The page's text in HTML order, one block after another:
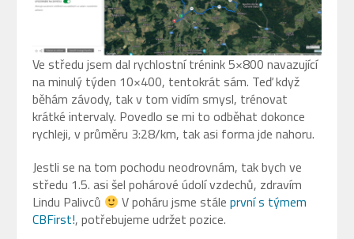
Ve středu jsem dal rychlostní trénink 5×800 navazující
na minulý týden 10×400, tentokrát sám. Teď když
běhám závody, tak v tom vidím smysl, trénovat
krátké intervaly. Povedlo se mi to odběhat dokonce
rychleji, v průměru 3:28/km, tak asi forma jde nahoru.
Jestli se na tom pochodu neodrovnám, tak bych ve
středu 1.5. asi šel pohárové údolí vzdechů, zdravím
Lindu Palivců
V poháru jsme stáleprvní s týmem
CBFirst!, potřebujeme udržet pozice.